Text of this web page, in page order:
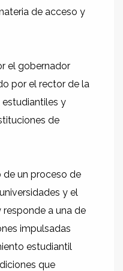
de acceso y
el gobernador
por el rector de la
estudiantiles y
de
de un proceso de
y el
a una de
impulsadas
estudiantil
que